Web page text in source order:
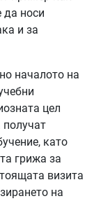
да носи
и за
началото на
цел
получат
като
грижа за
визита
на